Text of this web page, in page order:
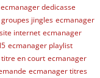
ecmanager dedicasse
jingles ecmanager
internet ecmanager
ecmanager playlist
en court ecmanager
ecmanager titres